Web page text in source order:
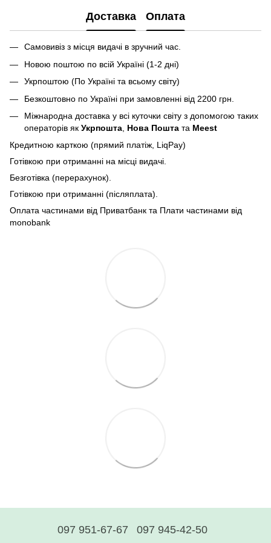
Доставка Оплата
Самовивіз з місця видачі в зручний час.
Новою поштою по всій Україні (1-2 дні)
Укрпоштою (По Україні та всьому світу)
Безкоштовно по Україні при замовленні від 2200 грн.
Міжнародна доставка у всі куточки світу з допомогою таких
операторів як Укрпошта Нова Пошта та Meest
Кредитною карткою (прямий платіж, LiqPay)
Готівкою при отриманні на місці видачі.
Безготівка (перерахунок).
Готівкою при отриманні (післяплата).
Оплата частинами від Приватбанк та Плати частинами від
monobank
097 951-67-67 097 945-42-50